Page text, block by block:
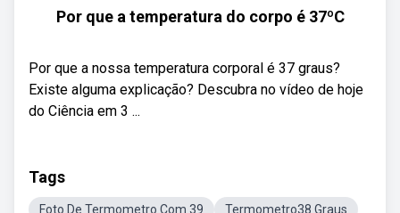
Por que a temperatura do corpo é 37ºC
Por que a nossa temperatura corporal é 37 graus?
Existe alguma explicação? Descubra no vídeo de hoje
do Ciência em 3 ...
Tags
Foto De Termometro Com 39 Termometro38 Graus